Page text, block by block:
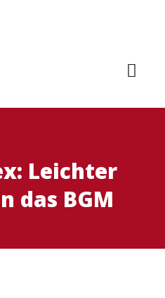
Leichter
das BGM